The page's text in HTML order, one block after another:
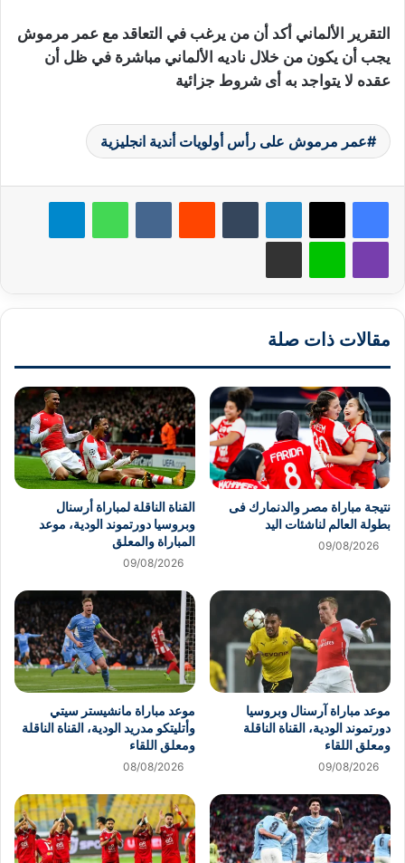
التقرير الألماني أكد أن من يرغب في التعاقد مع عمر مرموش
يجب أن يكون من خلال ناديه الألماني مباشرة في ظل أن
عقده لا يتواجد به أى شروط جزائية
عمر مرموش على رأس أولويات أندية انجليزية
لينكدإن واتساب
لاين
مقالات ذات صلة
نتيجة مباراة مصر والدنمارك فى
بطولة العالم لناشئات اليد
09/08/2026
القناة الناقلة لمباراة أرسنال
وبروسيا دورتموند الودية، موعد
المباراة والمعلق
09/08/2026
موعد مباراة آرسنال وبروسيا
دورتموند الودية، القناة الناقلة
ومعلق اللقاء
09/08/2026
موعد مباراة مانشيستر سيتي
وأتليتكو مدريد الودية، القناة الناقلة
ومعلق اللقاء
08/08/2026